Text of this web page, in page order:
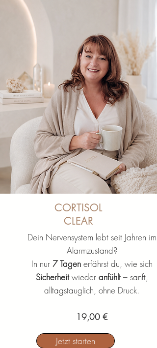
CORTISOL
CLEAR
Dein Nervensystem lebt seit Jahren im
Alarmzustand?
In nur 7 Tagenerfährst du, wie sich
Sicherheitwieder anfühlt– sanft,
alltagstauglich, ohne Druck.
19,00 €
Jetzt starten